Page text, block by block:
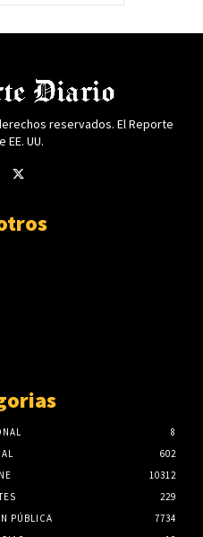
reservados. El Reporte
UU.
8
602
10312
229
PÚBLICA
7734